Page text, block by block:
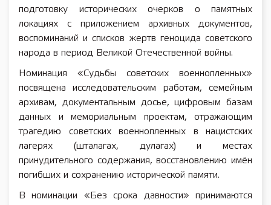
подготовку исторических очерков о памятных
локациях с приложением архивных документов,
воспоминаний и списков жертв геноцида советского
народа в период Великой Отечественной войны.
Номинация «Судьбы советских военнопленных»
посвящена исследовательским работам, семейным
архивам, документальным досье, цифровым базам
данных и мемориальным проектам, отражающим
трагедию советских военнопленных в нацистских
лагерях (шталагах, дулагах) и местах
принудительного содержания, восстановлению имён
погибших и сохранению исторической памяти.
В номинации «Без срока давности» принимаются